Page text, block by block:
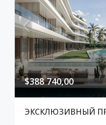
$388 740,00
ЭКСКЛЮЗИВНЫЙ